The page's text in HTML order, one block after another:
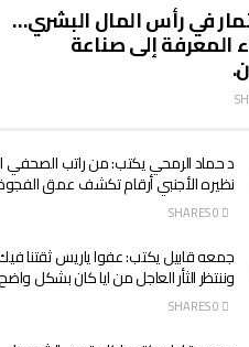
في رأس المال البشري…
المعرفة إلى صناعة
د حماد الرمحي يكتب: من راتب الصحفي
نظيره الأجنبي أرقام تكشف عمق
جمعه قابيل يكتب: عفوا ياريس ثقتنا
وننتظر الثأر العاجل من ايا كان بشكل